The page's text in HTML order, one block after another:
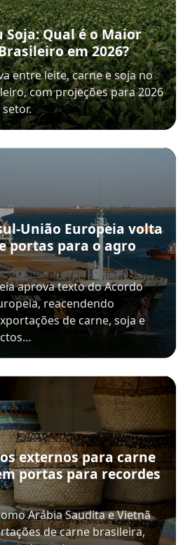
Soja: Qual é o Maior
em 2026?
entre leite, carne e soja no
com projeções para 2026
União Europeia volta
portas para o agro
aprova texto do Acordo
reacendendo
de carne, soja e
externos para carne
portas para recordes
Arábia Saudita e Vietnã
de carne brasileira,